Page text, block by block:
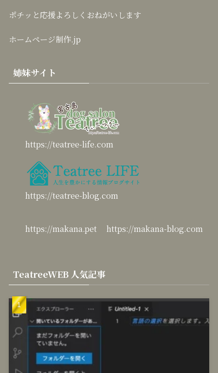
ポチッと応援よろしくおねがいします
ホームページ制作.jp
姉妹サイト
https://teatree-life.com
https://teatree-blog.com
https://makana.pet https://makana-blog.com
TeatreeWEB 人気記事